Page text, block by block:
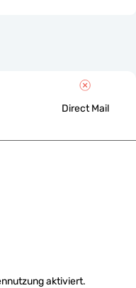
Direct Mail
aktiviert.